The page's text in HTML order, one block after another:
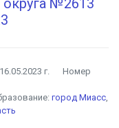
округа №2613
16.05.2023 г.
Номер
город Миасс,